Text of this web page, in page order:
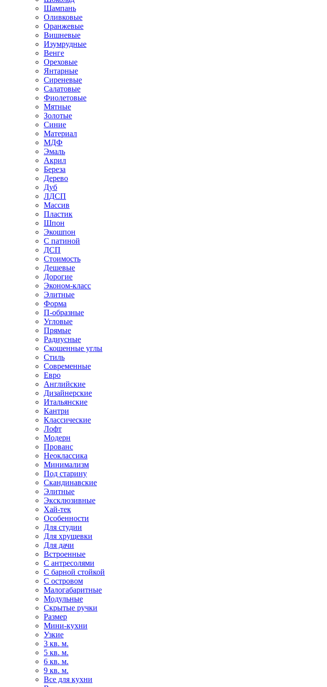
Шампань
Оливковые
Оранжевые
Вишневые
Изумрудные
Венге
Ореховые
Янтарные
Сиреневые
Салатовые
Фиолетовые
Мятные
Золотые
Синие
Материал
МДФ
Эмаль
Акрил
Береза
Дерево
Дуб
ЛДСП
Массив
Пластик
Шпон
Экошпон
С патиной
ДСП
Стоимость
Дешевые
Дорогие
Эконом-класс
Элитные
Форма
П-образные
Угловые
Прямые
Радиусные
Скошенные углы
Стиль
Современные
Евро
Английские
Дизайнерские
Итальянские
Кантри
Классические
Лофт
Модерн
Прованс
Неоклассика
Минимализм
Под старину
Скандинавские
Элитные
Эксклюзивные
Хай-тек
Особенности
Для студии
Для хрущевки
Для дачи
Встроенные
С антресолями
С барной стойкой
С островом
Малогабаритные
Модульные
Скрытые ручки
Размер
Мини-кухни
Узкие
3 кв. м.
5 кв. м.
6 кв. м.
9 кв. м.
Все для кухни